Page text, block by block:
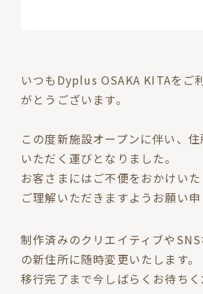
いつもDyplus OSAKA KITAをご
がとうございます。
この度新施設オープンに伴い、
いただく運びとなりました。
お客さまにはご不便をおかけい
ご理解いただきますようお願い申
制作済みのクリエイティブや
の新住所に随時変更いたします。
移行完了まで今しばらくお待ちく